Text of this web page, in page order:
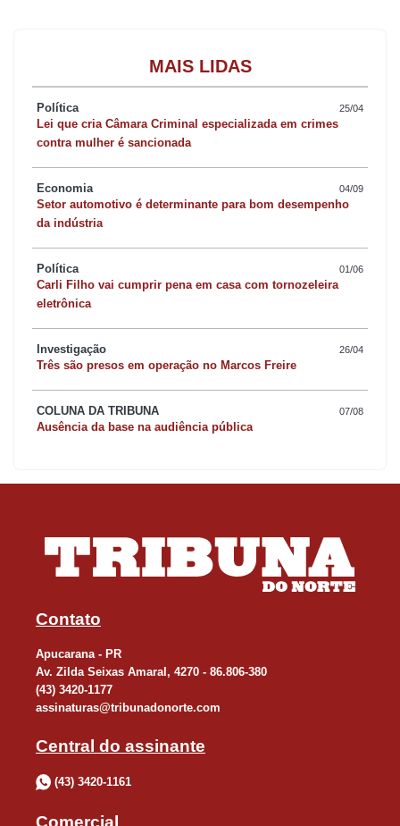
MAIS LIDAS
Política 25/04
Lei que cria Câmara Criminal especializada em crimes
contra mulher é sancionada
Economia 04/09
Setor automotivo é determinante para bom desempenho
da indústria
Política 01/06
Carli Filho vai cumprir pena em casa com tornozeleira
eletrônica
Investigação 26/04
Três são presos em operação no Marcos Freire
COLUNA DA TRIBUNA 07/08
Ausência da base na audiência pública
Contato
Apucarana - PR
Av. Zilda Seixas Amaral, 4270 - 86.806-380
(43) 3420-1177
assinaturas@tribunadonorte.com
Central do assinante
(43) 3420-1161
Comercial